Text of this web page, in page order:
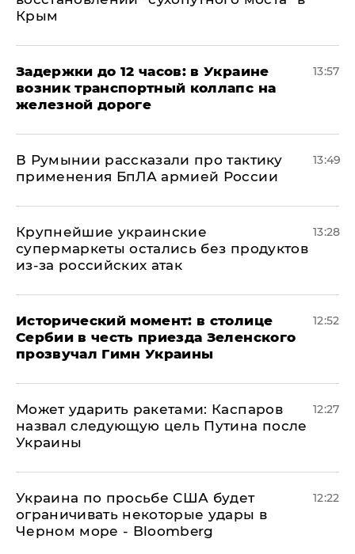
Крым
Задержки до 12 часов: в Украине
возник транспортный коллапс на
железной дороге
13:57
В Румынии рассказали про тактику
применения БпЛА армией России
13:49
Крупнейшие украинские
супермаркеты остались без продуктов
из-за российских атак
13:28
Исторический момент: в столице
Сербии в честь приезда Зеленского
прозвучал Гимн Украины
12:52
Может ударить ракетами: Каспаров
назвал следующую цель Путина после
Украины
12:27
Украина по просьбе США будет
ограничивать некоторые удары в
Черном море - Bloomberg
12:22